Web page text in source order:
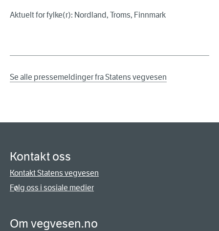
Aktuelt for fylke(r): Nordland, Troms, Finnmark
Se alle pressemeldinger fra Statens vegvesen
Kontakt oss
Kontakt Statens vegvesen
Følg oss i sosiale medier
Om vegvesen.no